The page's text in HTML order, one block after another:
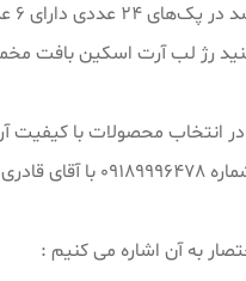
کنید رژ لب آرت اسکین
کار به دلیل تجربه در انتخاب
به آن اشاره می کنیم :